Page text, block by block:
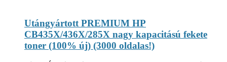
Utángyártott PREMIUM HP
CB435X/436X/285X nagy kapacitású fekete
toner (100% új) (3000 oldalas!)